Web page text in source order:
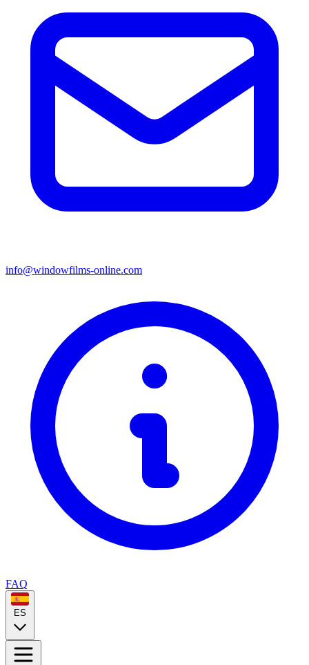
info@windowfilms-online.com
FAQ
ES